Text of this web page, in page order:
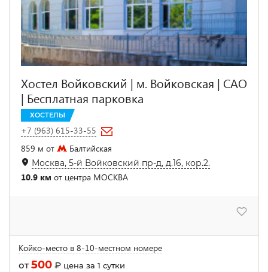
Хостел Войковский | м. Войковская | САО
| Бесплатная парковка
ХОСТЕЛЫ
+7 (963) 615-33-55
859 м от
Балтийская
Москва, 5-й Войковский пр-д, д.16, кор.2.
10.9 км от центра МОСКВА
Койко-место в 8-10-местном номере
от500 ₽ цена за 1 сутки